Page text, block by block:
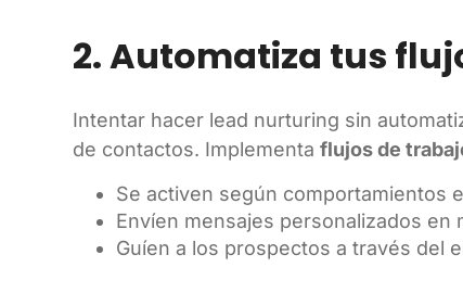
2. Automatiza tus
Intentar hacer lead nurturing sin
de contactos. Implementaflujos de
Se activen según comportamientos
Envíen mensajes personalizados en
Guíen a los prospectos a través del